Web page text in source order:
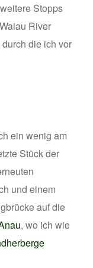
Stopps
River
die ich vor
ein wenig am
Stück der
und einem
auf die
, wo ich wie